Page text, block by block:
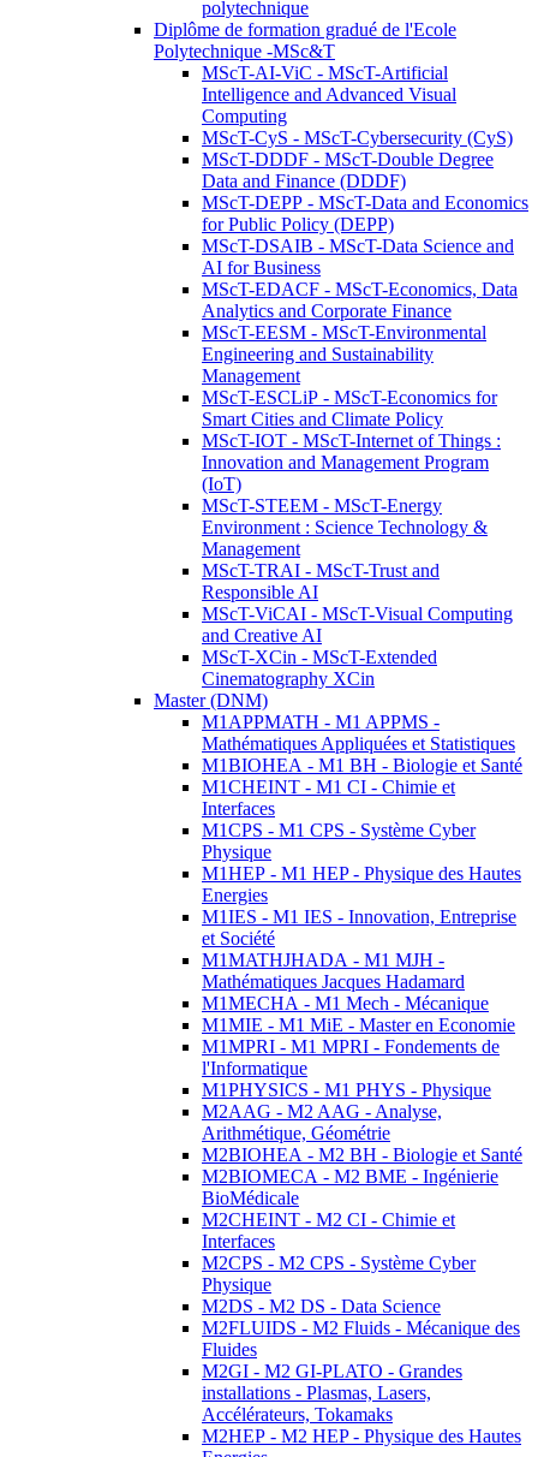
polytechnique
Diplôme de formation gradué de l'Ecole
Polytechnique -MSc&T
MScT-AI-ViC - MScT-Artificial
Intelligence and Advanced Visual
Computing
MScT-CyS - MScT-Cybersecurity (CyS)
MScT-DDDF - MScT-Double Degree
Data and Finance (DDDF)
MScT-DEPP - MScT-Data and Economics
for Public Policy (DEPP)
MScT-DSAIB - MScT-Data Science and
AI for Business
MScT-EDACF - MScT-Economics, Data
Analytics and Corporate Finance
MScT-EESM - MScT-Environmental
Engineering and Sustainability
Management
MScT-ESCLiP - MScT-Economics for
Smart Cities and Climate Policy
MScT-IOT - MScT-Internet of Things :
Innovation and Management Program
(IoT)
MScT-STEEM - MScT-Energy
Environment : Science Technology &
Management
MScT-TRAI - MScT-Trust and
Responsible AI
MScT-ViCAI - MScT-Visual Computing
and Creative AI
MScT-XCin - MScT-Extended
Cinematography XCin
Master (DNM)
M1APPMATH - M1 APPMS -
Mathématiques Appliquées et Statistiques
M1BIOHEA - M1 BH - Biologie et Santé
M1CHEINT - M1 CI - Chimie et
Interfaces
M1CPS - M1 CPS - Système Cyber
Physique
M1HEP - M1 HEP - Physique des Hautes
Energies
M1IES - M1 IES - Innovation, Entreprise
et Société
M1MATHJHADA - M1 MJH -
Mathématiques Jacques Hadamard
M1MECHA - M1 Mech - Mécanique
M1MIE - M1 MiE - Master en Economie
M1MPRI - M1 MPRI - Fondements de
l'Informatique
M1PHYSICS - M1 PHYS - Physique
M2AAG - M2 AAG - Analyse,
Arithmétique, Géométrie
M2BIOHEA - M2 BH - Biologie et Santé
M2BIOMECA - M2 BME - Ingénierie
BioMédicale
M2CHEINT - M2 CI - Chimie et
Interfaces
M2CPS - M2 CPS - Système Cyber
Physique
M2DS - M2 DS - Data Science
M2FLUIDS - M2 Fluids - Mécanique des
Fluides
M2GI - M2 GI-PLATO - Grandes
installations - Plasmas, Lasers,
Accélérateurs, Tokamaks
M2HEP - M2 HEP - Physique des Hautes